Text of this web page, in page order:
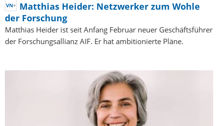
Matthias Heider: Netzwerker zum Wohle
der Forschung
Matthias Heider ist seit Anfang Februar neuer Geschäftsführer
der Forschungsallianz AIF. Er hat ambitionierte Pläne.